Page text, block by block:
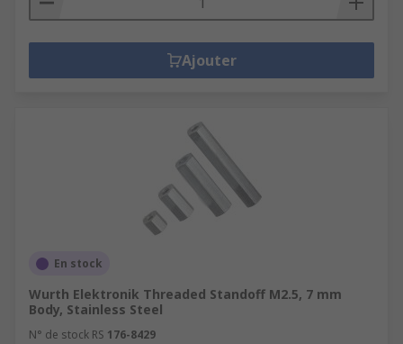
Ajouter
En stock
Wurth Elektronik Threaded Standoff M2.5, 7 mm
Body, Stainless Steel
N° de stock RS 176-8429